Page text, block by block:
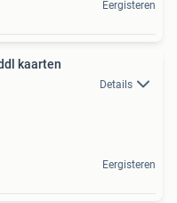
Eergisteren
kaarten
Details
Eergisteren